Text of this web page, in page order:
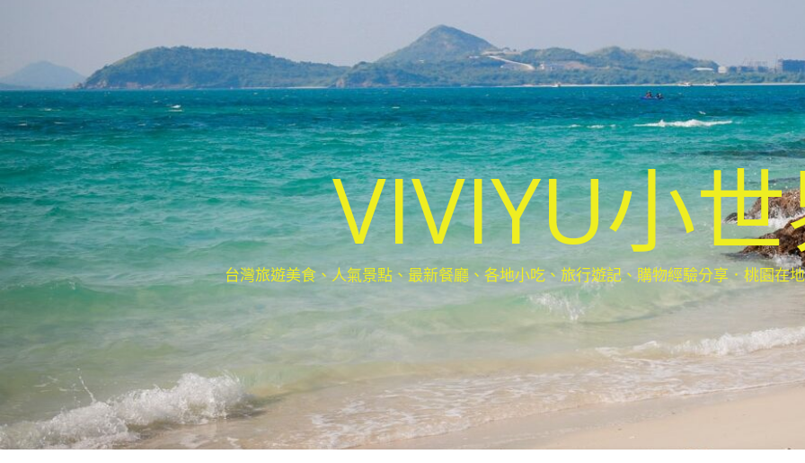
VIVIYU小
台灣旅遊美食、人氣景點、最新餐廳、各地小吃、旅行遊記、購物經驗分享．桃園在